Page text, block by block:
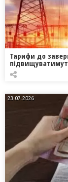
Тарифи до
23.07.2026